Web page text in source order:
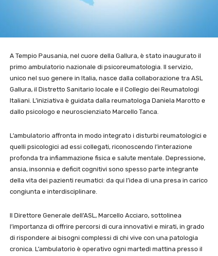
A Tempio Pausania, nel cuore della Gallura, è stato inaugurato il
primo ambulatorio nazionale di psicoreumatologia. Il servizio,
unico nel suo genere in Italia, nasce dalla collaborazione tra ASL
Gallura, il Distretto Sanitario locale e il Collegio dei Reumatologi
Italiani. L’iniziativa è guidata dalla reumatologa Daniela Marotto e
dallo psicologo e neuroscienziato Marcello Tanca.
L’ambulatorio affronta in modo integrato i disturbi reumatologici e
quelli psicologici ad essi collegati, riconoscendo l’interazione
profonda tra infiammazione fisica e salute mentale. Depressione,
ansia, insonnia e deficit cognitivi sono spesso parte integrante
della vita dei pazienti reumatici: da qui l’idea di una presa in carico
congiunta e interdisciplinare.
Il Direttore Generale dell’ASL, Marcello Acciaro, sottolinea
l’importanza di offrire percorsi di cura innovativi e mirati, in grado
di rispondere ai bisogni complessi di chi vive con una patologia
cronica. L’ambulatorio è operativo ogni martedì mattina presso il